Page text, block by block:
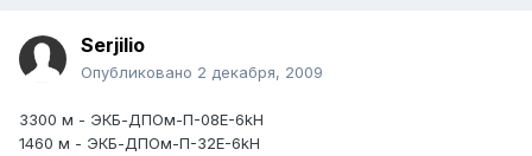
Serjilio
Опубликовано 2 декабря, 2009
3300 м - ЭКБ-ДПОм-П-08E-6kН
1460 м - ЭКБ-ДПОм-П-32E-6kН